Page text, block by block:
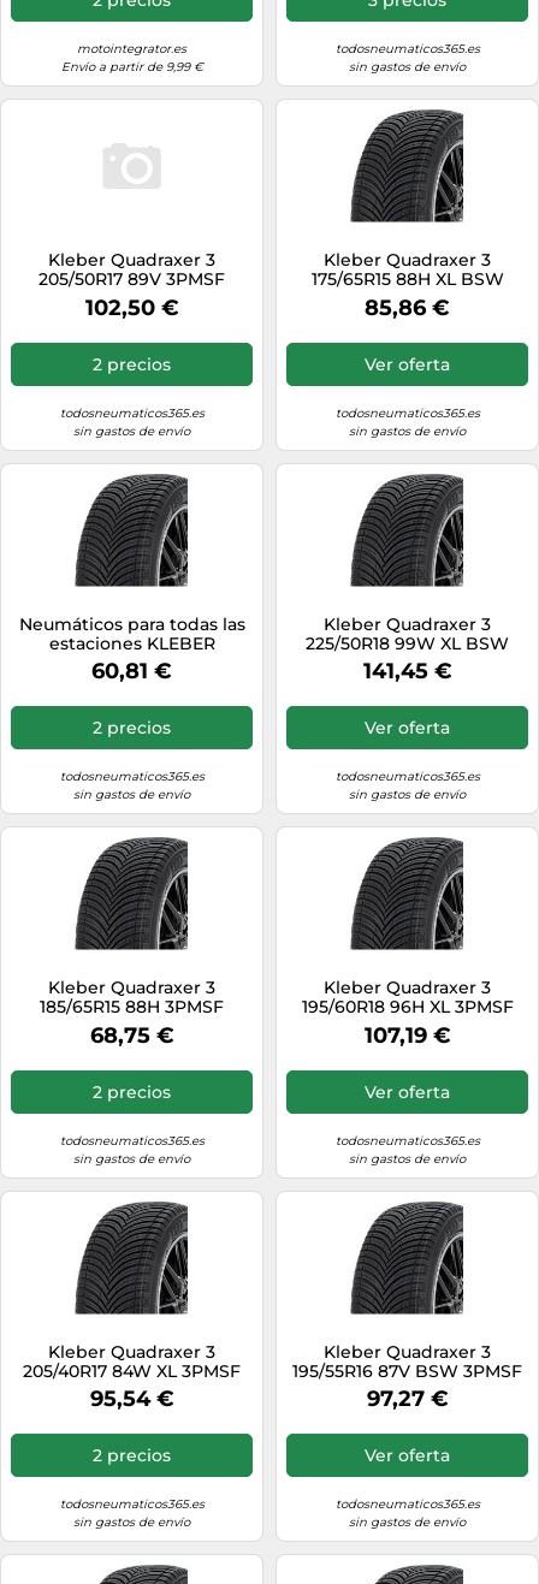
motointegrator.es
Envío a partir de 9,99 €
todosneumaticos365.es
sin gastos de envío
Kleber Quadraxer 3
205/50R17 89V 3PMSF
102,50 €
2 precios
todosneumaticos365.es
sin gastos de envío
Kleber Quadraxer 3
175/65R15 88H XL BSW
3PMSF
85,86 €
Ver oferta
todosneumaticos365.es
sin gastos de envío
Neumáticos para todas las
estaciones KLEBER
Quadraxer3 195/65R15 91T
60,81 €
2 precios
todosneumaticos365.es
sin gastos de envío
Kleber Quadraxer 3
225/50R18 99W XL BSW
3PMSF
141,45 €
Ver oferta
todosneumaticos365.es
sin gastos de envío
Kleber Quadraxer 3
185/65R15 88H 3PMSF
68,75 €
2 precios
todosneumaticos365.es
sin gastos de envío
Kleber Quadraxer 3
195/60R18 96H XL 3PMSF
107,19 €
Ver oferta
todosneumaticos365.es
sin gastos de envío
Kleber Quadraxer 3
205/40R17 84W XL 3PMSF
95,54 €
2 precios
todosneumaticos365.es
sin gastos de envío
Kleber Quadraxer 3
195/55R16 87V BSW 3PMSF
97,27 €
Ver oferta
todosneumaticos365.es
sin gastos de envío